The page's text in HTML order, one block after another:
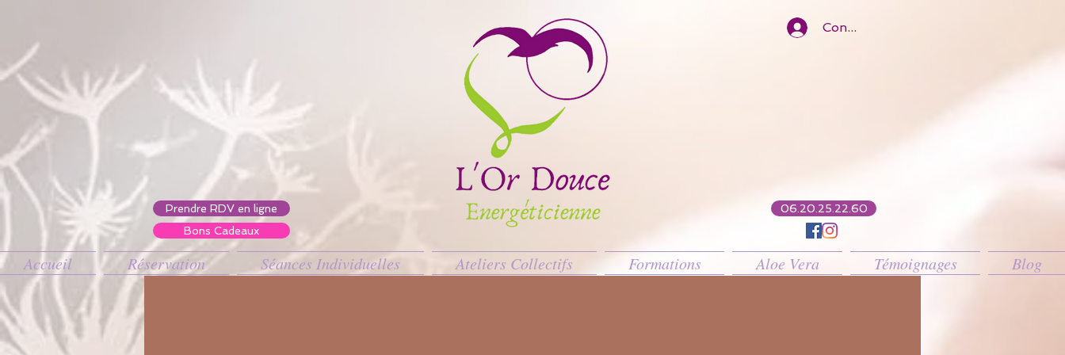
Prendre RDV en ligne
Bons Cadeaux
Connexion
06.20.25.22.60
Accueil Réservation Séances Individuelles Ateliers Collectifs Formations Aloe Vera Témoignages Blog